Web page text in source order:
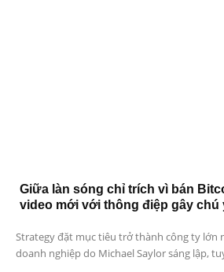
Giữa làn sóng chỉ trích vì bán
video mới với thông điệp gây chú
Strategy đặt mục tiêu trở thành công ty lớn
doanh nghiệp do Michael Saylor sáng lập,